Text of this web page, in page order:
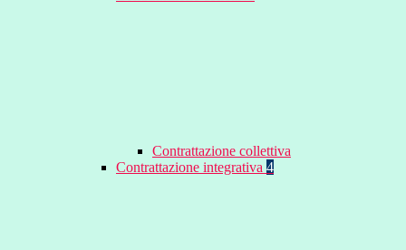
Contrattazione collettiva
Contrattazione integrativa 4